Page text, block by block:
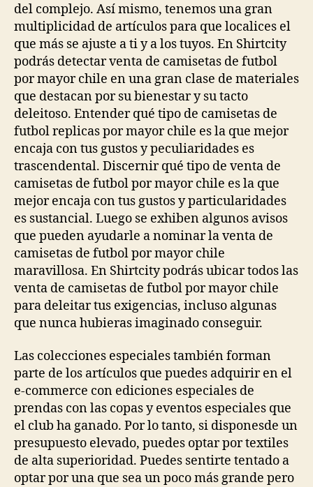
del complejo. Así mismo, tenemos una gran
multiplicidad de artículos para que localices el
que más se ajuste a ti y a los tuyos. En Shirtcity
podrás detectar venta de camisetas de futbol
por mayor chile en una gran clase de materiales
que destacan por su bienestar y su tacto
deleitoso. Entender qué tipo de camisetas de
futbol replicas por mayor chile es la que mejor
encaja con tus gustos y peculiaridades es
trascendental. Discernir qué tipo de venta de
camisetas de futbol por mayor chile es la que
mejor encaja con tus gustos y particularidades
es sustancial. Luego se exhiben algunos avisos
que pueden ayudarle a nominar la venta de
camisetas de futbol por mayor chile
maravillosa. En Shirtcity podrás ubicar todos las
venta de camisetas de futbol por mayor chile
para deleitar tus exigencias, incluso algunas
que nunca hubieras imaginado conseguir.
Las colecciones especiales también forman
parte de los artículos que puedes adquirir en el
e-commerce con ediciones especiales de
prendas con las copas y eventos especiales que
el club ha ganado. Por lo tanto, si disponesde un
presupuesto elevado, puedes optar por textiles
de alta superioridad. Puedes sentirte tentado a
optar por una que sea un poco más grande pero